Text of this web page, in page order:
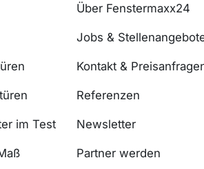
im Test
Über Fenstermaxx24
Jobs &
Kontakt &
Referenzen
Newsletter
Partner werden